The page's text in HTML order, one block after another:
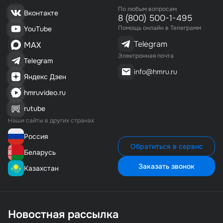
шва таким образом можно одновременно выдавливать
Оборудование и комплектующие к нему всегда
имеются в наличии на складе.
1 395₽/шт. 1 шт.
Пружина возвратная для HVC-720
3 376₽
Вакуумметр на DZ(Q), HVC,HVT, DZ(Q) NEW
2 220₽
Вконтакте
YouTube
MAX
Telegram
Яндекс Дзен
hmruvideo.ru
rutube
Наши сайты в других странах
Россия
Беларусь
Казахстан
По любым вопросам
8 (800) 500-1-495
Помощь онлайн в Телеграмм
Telegram
Электронная почта
info@hmru.ru
Обратиться в сервис
Заказать звонок
Новостная рассылка